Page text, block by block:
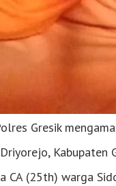
Gresik
Kabupaten
CA (25th) warga